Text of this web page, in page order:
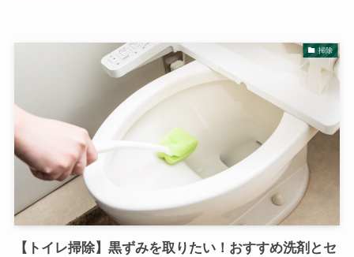
掃除
【トイレ掃除】黒ずみを取りたい！おすすめ洗剤とセ